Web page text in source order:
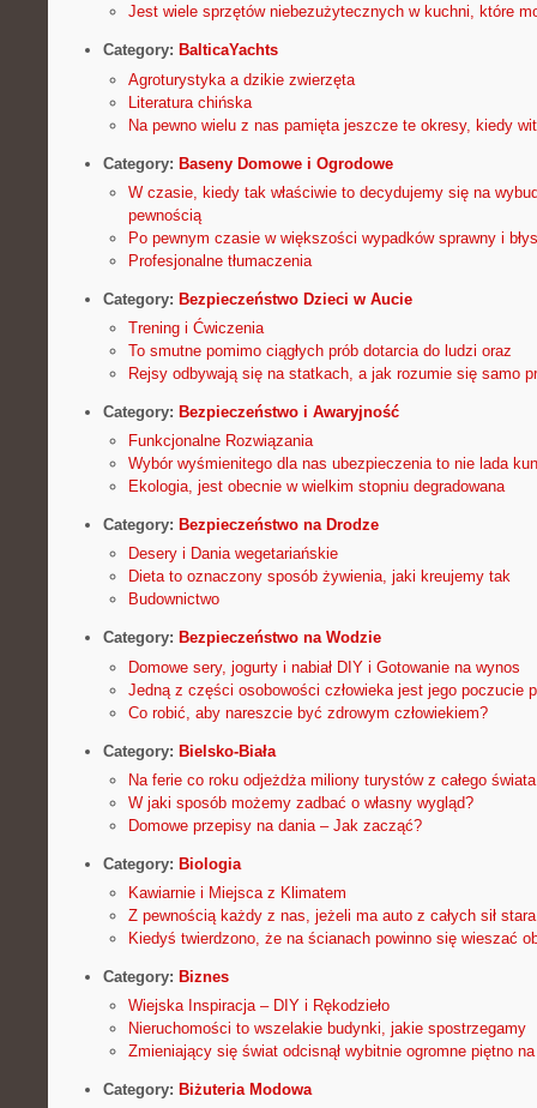
Jest wiele sprzętów niebezużytecznych w kuchni, które
Category: BalticaYachts
Agroturystyka a dzikie zwierzęta
Literatura chińska
Na pewno wielu z nas pamięta jeszcze te okresy, kiedy
Category: Baseny Domowe i Ogrodowe
W czasie, kiedy tak właściwie to decydujemy się na
pewnością
Po pewnym czasie w większości wypadków sprawny i
Profesjonalne tłumaczenia
Category: Bezpieczeństwo Dzieci w Aucie
Trening i Ćwiczenia
To smutne pomimo ciągłych prób dotarcia do ludzi oraz
Rejsy odbywają się na statkach, a jak rozumie się samo
Category: Bezpieczeństwo i Awaryjność
Funkcjonalne Rozwiązania
Wybór wyśmienitego dla nas ubezpieczenia to nie lada
Ekologia, jest obecnie w wielkim stopniu degradowana
Category: Bezpieczeństwo na Drodze
Desery i Dania wegetariańskie
Dieta to oznaczony sposób żywienia, jaki kreujemy tak
Budownictwo
Category: Bezpieczeństwo na Wodzie
Domowe sery, jogurty i nabiał DIY i Gotowanie na wynos
Jedną z części osobowości człowieka jest jego poczucie
Co robić, aby nareszcie być zdrowym człowiekiem?
Category: Bielsko-Biała
Na ferie co roku odjeżdża miliony turystów z całego świata
W jaki sposób możemy zadbać o własny wygląd?
Domowe przepisy na dania – Jak zacząć?
Category: Biologia
Kawiarnie i Miejsca z Klimatem
Z pewnością każdy z nas, jeżeli ma auto z całych sił
Kiedyś twierdzono, że na ścianach powinno się wieszać
Category: Biznes
Wiejska Inspiracja – DIY i Rękodzieło
Nieruchomości to wszelakie budynki, jakie spostrzegamy
Zmieniający się świat odcisnął wybitnie ogromne piętno
Category: Biżuteria Modowa